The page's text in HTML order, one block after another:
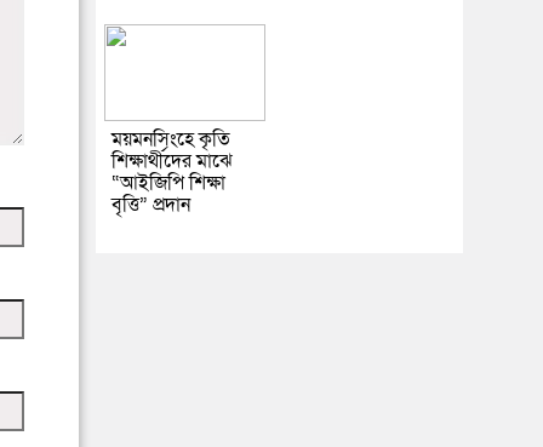
ময়মনসিংহে কৃতি
শিক্ষার্থীদের মাঝে
“আইজিপি শিক্ষা
বৃত্তি” প্রদান